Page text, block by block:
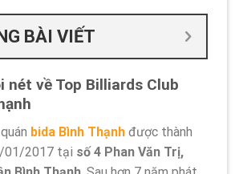
BÀI VIẾT
nét về Top Billiards Club
bida Bình Thạnh được thành
01/2017 tại số 4 Phan Văn Trị,